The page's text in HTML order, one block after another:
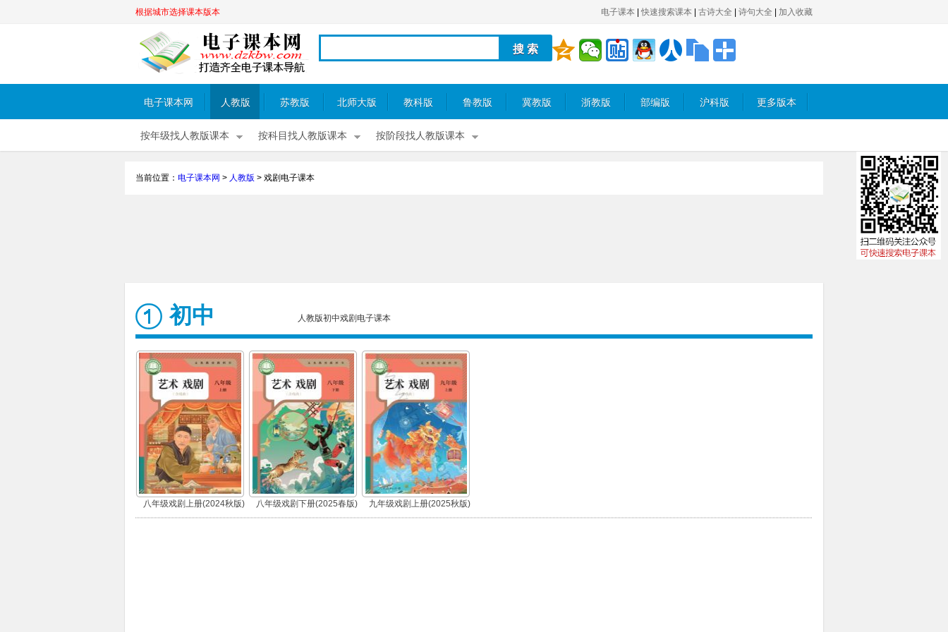
根据城市选择课本版本 电子课本 快速搜索课本 古诗大全 诗句大全 加入收藏
电子课本网 人教版 苏教版 北师大版 教科版 鲁教版 冀教版 浙教版 部编版 沪科版 更多版本
按年级找人教版课本 按科目找人教版课本 按阶段找人教版课本
当前位置： 电子课本网 > 人教版 > 戏剧电子课本
初中 人教版初中戏剧电子课本
八年级戏剧上册(2024秋版) 八年级戏剧下册(2025春版) 九年级戏剧上册(2025秋版)